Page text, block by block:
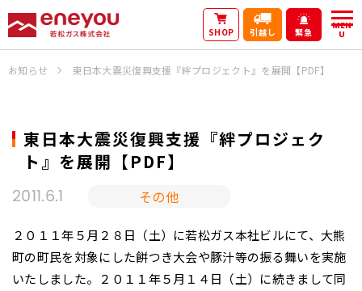
SHOP 引越し 緊急
MEN
U
お知らせ 東日本大震災復興支援『絆プロジェクト』を展開【PDF】
2011.6.1 その他
東日本大震災復興支援『絆プロジェク
ト』を展開【PDF】
２０１１年５月２８日（土）に若松ガス本社ビルにて、大熊
町の町民を対象にした餅つき大会や豚汁等の振る舞いを実施
いたしました。２０１１年５月１４日（土）に続きまして同